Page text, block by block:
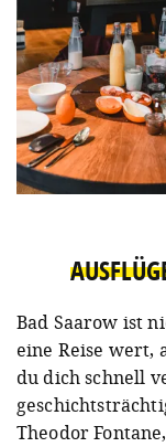
Bad Saarow ist
eine Reise wert,
du dich schnell
Theodor